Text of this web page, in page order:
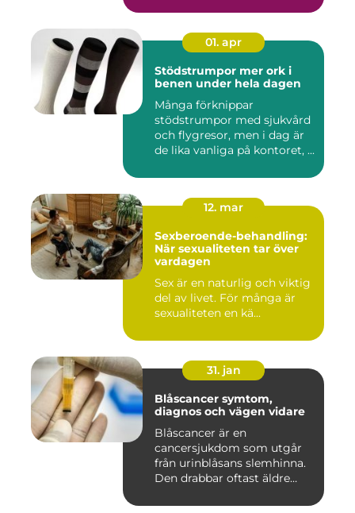
01. apr
Stödstrumpor mer ork i
benen under hela dagen
Många förknippar
stödstrumpor med sjukvård
och flygresor, men i dag är
de lika vanliga på kontoret, ...
12. mar
Sexberoende-behandling:
När sexualiteten tar över
vardagen
Sex är en naturlig och viktig
del av livet. För många är
sexualiteten en kä...
31. jan
Blåscancer symtom,
diagnos och vägen vidare
Blåscancer är en
cancersjukdom som utgår
från urinblåsans slemhinna.
Den drabbar oftast äldre